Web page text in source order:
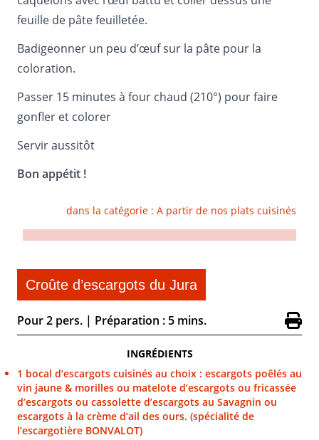
feuille de pâte feuilletée.
Badigeonner un peu d’œuf sur la pâte pour la
coloration.
Passer 15 minutes à four chaud (210°) pour faire
gonfler et colorer
Servir aussitôt
Bon appétit !
dans la catégorie : A partir de nos plats cuisinés
Croûte d’escargots du Jura
Pour 2 pers. | Préparation : 5 mins.
INGRÉDIENTS
1 bocal d’escargots cuisinés au choix : escargots poêlés au
vin jaune & morilles ou matelote d’escargots ou fricassée
d’escargots ou cassolette d’escargots au Savagnin ou
escargots à la crème d’ail des ours. (spécialité de
l’escargotière BONVALOT)